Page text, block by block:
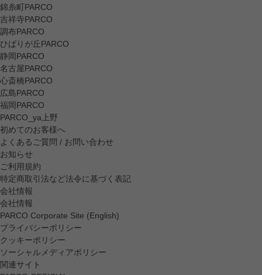
錦糸町PARCO
吉祥寺PARCO
調布PARCO
ひばりが丘PARCO
静岡PARCO
名古屋PARCO
心斎橋PARCO
広島PARCO
福岡PARCO
PARCO_ya上野
初めてのお客様へ
よくあるご質問 / お問い合わせ
お知らせ
ご利用規約
特定商取引法など法令に基づく表記
会社情報
会社情報
PARCO Corporate Site (English)
プライバシーポリシー
クッキーポリシー
ソーシャルメディアポリシー
関連サイト